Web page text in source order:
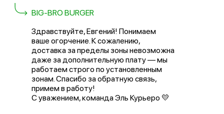
BIG-BRO BURGER
Здравствуйте, Евгений! Понимаем
ваше огорчение. К сожалению,
доставка за пределы зоны невозможна
даже за дополнительную плату — мы
работаем строго по установленным
зонам. Спасибо за обратную связь,
примем в работу!
С уважением, команда Эль Курьеро 💛